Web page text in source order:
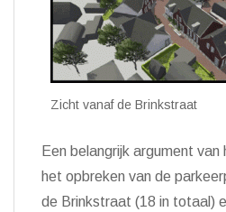
Zicht vanaf de Brinkstraat
Een belangrijk argument van
het opbreken van de
de Brinkstraat (18 in totaal)